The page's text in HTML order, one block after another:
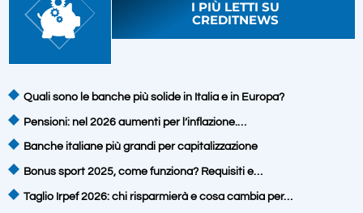
I PIÙ LETTI SU
CREDITNEWS
Quali sono le banche più solide in Italia e in Europa?
Pensioni: nel 2026 aumenti per l’inflazione.…
Banche italiane più grandi per capitalizzazione
Bonus sport 2025, come funziona? Requisiti e…
Taglio Irpef 2026: chi risparmierà e cosa cambia per…